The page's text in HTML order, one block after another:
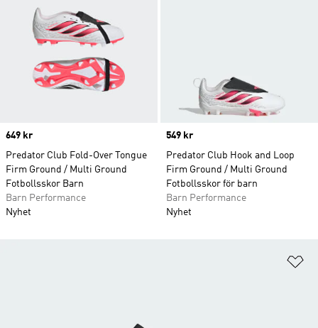
Price
649 kr
Predator Club Fold-Over Tongue
Firm Ground / Multi Ground
Fotbollsskor Barn
Barn Performance
Nyhet
Price
549 kr
Predator Club Hook and Loop
Firm Ground / Multi Ground
Fotbollsskor för barn
Barn Performance
Nyhet